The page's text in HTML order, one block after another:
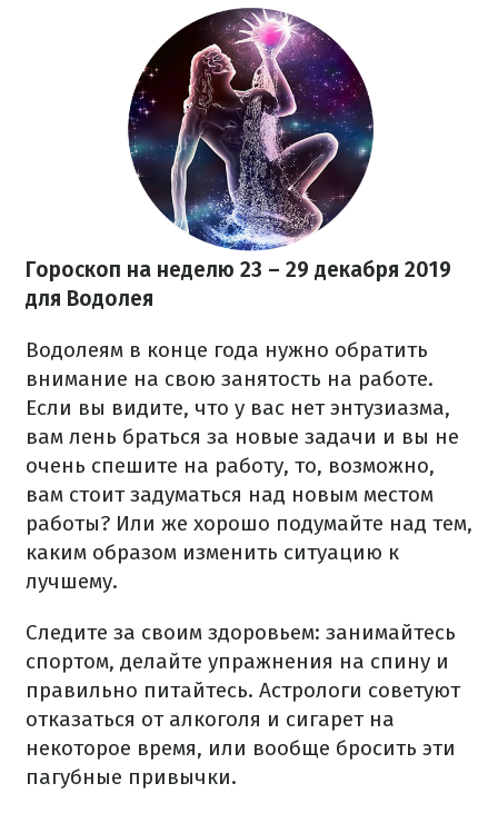
Гороскоп на неделю 23 – 29 декабря 2019
для Водолея
Водолеям в конце года нужно обратить
внимание на свою занятость на работе.
Если вы видите, что у вас нет энтузиазма,
вам лень браться за новые задачи и вы не
очень спешите на работу, то, возможно,
вам стоит задуматься над новым местом
работы? Или же хорошо подумайте над тем,
каким образом изменить ситуацию к
лучшему.
Следите за своим здоровьем: занимайтесь
спортом, делайте упражнения на спину и
правильно питайтесь. Астрологи советуют
отказаться от алкоголя и сигарет на
некоторое время, или вообще бросить эти
пагубные привычки.